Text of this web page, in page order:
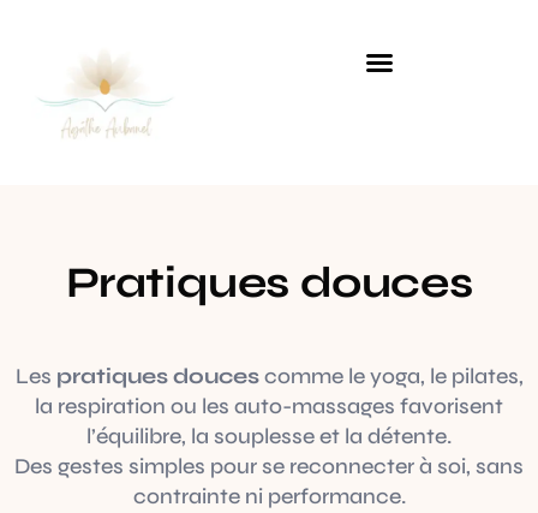
Pratiques douces
Les pratiques doucescomme le yoga, le pilates,
la respiration ou les auto-massages favorisent
l’équilibre, la souplesse et la détente.
Des gestes simples pour se reconnecter à soi, sans
contrainte ni performance.